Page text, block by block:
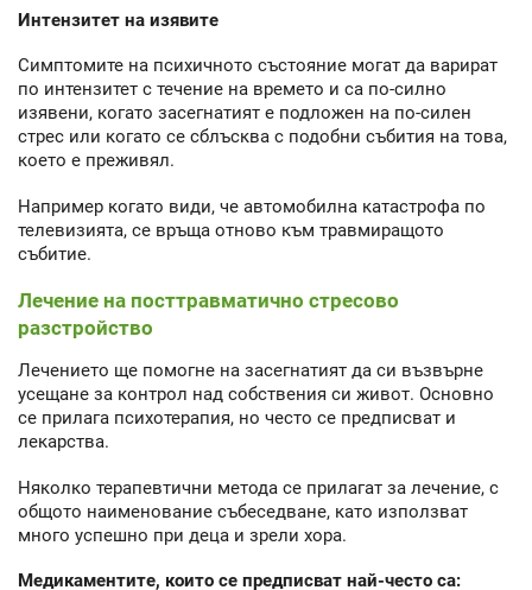
Интензитет на изявите
Симптомите на психичното състояние могат да варират
по интензитет с течение на времето и са по-силно
изявени, когато засегнатият е подложен на по-силен
стрес или когато се сблъсква с подобни събития на това,
което е преживял.
Например когато види, че автомобилна катастрофа по
телевизията, се връща отново към травмиращото
събитие.
Лечение на посттравматично стресово
разстройство
Лечението ще помогне на засегнатият да си възвърне
усещане за контрол над собствения си живот. Основно
се прилага психотерапия, но често се предписват и
лекарства.
Няколко терапевтични метода се прилагат за лечение, с
общото наименование събеседване, като използват
много успешно при деца и зрели хора.
Медикаментите, които се предписват най-често са: